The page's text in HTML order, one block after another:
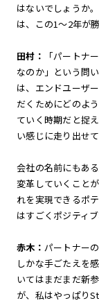
はないでしょうか
は、この1～2年が
田村：
「パートナ
なのか」という問
は、エンドユーザ
だくためにどのよ
ていく時期だと捉
い感じに走り出せ
会社の名前にもあ
変革していくこと
れを実現できるポ
はすごくポジティ
赤木： パートナー
しかな手ごたえを
いてはまだまだ新
が、私はやっぱり